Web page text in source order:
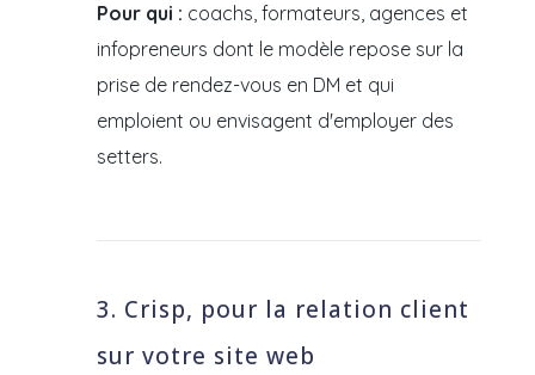
Pour qui : coachs, formateurs, agences et
infopreneurs dont le modèle repose sur la
prise de rendez-vous en DM et qui
emploient ou envisagent d'employer des
setters.
3. Crisp, pour la relation client
sur votre site web